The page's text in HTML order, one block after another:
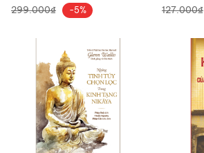
299.000₫ -5% 127.000₫